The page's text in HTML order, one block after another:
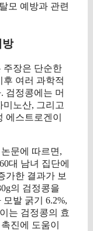
모 예방과 관련
방
주장은 단순한
후 여러 과학적
검정콩에는 머
노산, 그리고
에스트로겐이
문에 따르면,
대 남녀 집단에
가한 결과가 보
의 검정콩을
발 굵기 6.2%,
는 검정콩의 효
진에 도움이